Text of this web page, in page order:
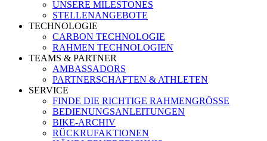
UNSERE MILESTONES
STELLENANGEBOTE
TECHNOLOGIE
CARBON TECHNOLOGIE
RAHMEN TECHNOLOGIEN
TEAMS & PARTNER
AMBASSADORS
PARTNERSCHAFTEN & ATHLETEN
SERVICE
FINDE DIE RICHTIGE RAHMENGRÖSSE
BEDIENUNGSANLEITUNGEN
BIKE-ARCHIV
RÜCKRUFAKTIONEN